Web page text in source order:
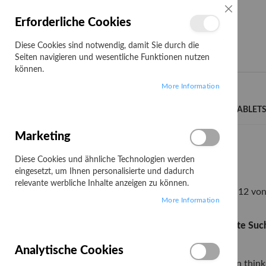
NOTEBOOKS/TABLETS
Startseite
Suchergebnisse für "x1 carbon"
12 von
Verwandte
Carbon
X1 carbon
LENOVO Campus
Erforderliche Cookies
Diese Cookies sind notwendig, damit Sie durch die
Seiten navigieren und wesentliche Funktionen nutzen
können.
More Information
Marketing
Diese Cookies und ähnliche Technologien werden
eingesetzt, um Ihnen personalisierte und dadurch
relevante werbliche Inhalte anzeigen zu können.
More Information
Analytische Cookies